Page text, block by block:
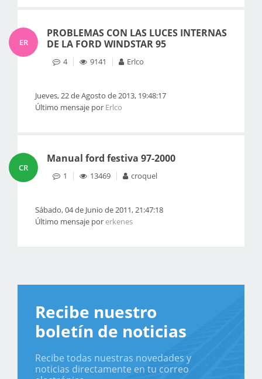
ER
PROBLEMAS CON LAS LUCES INTERNAS
DE LA FORD WINDSTAR 95
4 9141 Erlco
Jueves, 22 de Agosto de 2013, 19:48:17
Último mensaje por Erlco
CR
Manual ford festiva 97-2000
1 13469 croquel
Sábado, 04 de Junio de 2011, 21:47:18
Último mensaje porerkenes
Recibe nuestro
boletín de noticias
Recibe todas nuestras novedades y
noticias directamente en tu correo